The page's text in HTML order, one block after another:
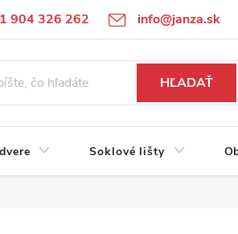
904 326 262 info@janza.sk
Reklamačné podmienky Podmienky
HĽADAŤ
Soklové lišty